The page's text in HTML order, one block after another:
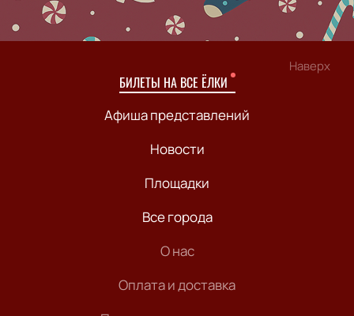
Наверх
БИЛЕТЫ НА ВСЕ ЁЛКИ
Афиша представлений
Новости
Площадки
Все города
О нас
Оплата и доставка